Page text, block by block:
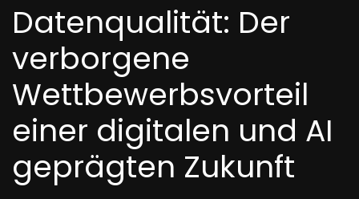
Datenqualität: Der
verborgene
Wettbewerbsvorteil
einer digitalen und AI
geprägten Zukunft